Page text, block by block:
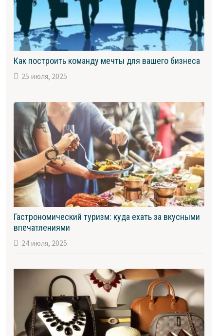
Как построить команду мечты для вашего бизнеса
25 июля, 2025
Гастрономический туризм: куда ехать за вкусными
впечатлениями
24 июля, 2025